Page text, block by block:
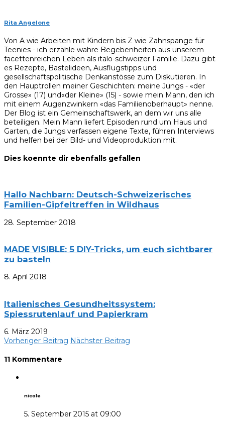
Rita Angelone
Von A wie Arbeiten mit Kindern bis Z wie Zahnspange für
Teenies - ich erzähle wahre Begebenheiten aus unserem
facettenreichen Leben als italo-schweizer Familie. Dazu gibt
es Rezepte, Bastelideen, Ausflugstipps und
gesellschaftspolitische Denkanstösse zum Diskutieren. In
den Hauptrollen meiner Geschichten: meine Jungs - «der
Grosse» (17) und«der Kleine» (15) - sowie mein Mann, den ich
mit einem Augenzwinkern «das Familienoberhaupt» nenne.
Der Blog ist ein Gemeinschaftswerk, an dem wir uns alle
beteiligen. Mein Mann liefert Episoden rund um Haus und
Garten, die Jungs verfassen eigene Texte, führen Interviews
und helfen bei der Bild- und Videoproduktion mit.
Dies koennte dir ebenfalls gefallen
Hallo Nachbarn: Deutsch-Schweizerisches
Familien-Gipfeltreffen in Wildhaus
28. September 2018
MADE VISIBLE: 5 DIY-Tricks, um euch sichtbarer
zu basteln
8. April 2018
Italienisches Gesundheitssystem:
Spiessrutenlauf und Papierkram
6. März 2019
Vorheriger Beitrag Nächster Beitrag
11 Kommentare
nicole
5. September 2015 at 09:00